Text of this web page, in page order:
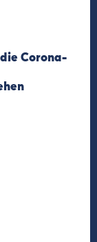
Corona-